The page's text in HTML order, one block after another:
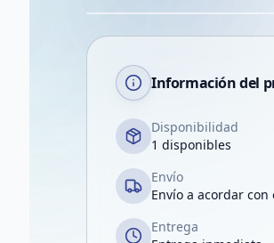
Información del
Disponibilidad
1 disponibles
Envío
Envío a acordar
Entrega